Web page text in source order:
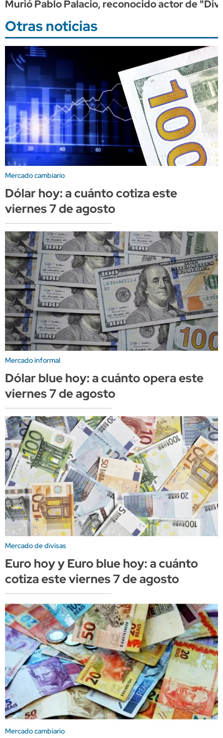
Murió Pablo Palacio, reconocido actor de
Otras noticias
Mercado cambiario
Dólar hoy: a cuánto cotiza este
viernes 7 de agosto
Mercado informal
Dólar blue hoy: a cuánto opera este
viernes 7 de agosto
Mercado de divisas
Euro hoy y Euro blue hoy: a cuánto
cotiza este viernes 7 de agosto
Mercado cambiario